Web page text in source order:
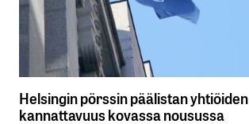
Helsingin pörssin päälistan yhtiöiden
kannattavuus kovassa nousussa